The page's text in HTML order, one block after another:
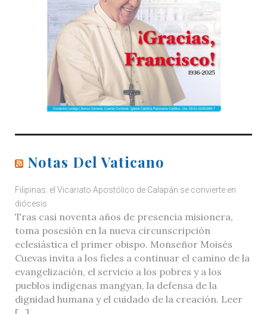
Notas Del Vaticano
Filipinas: el Vicariato Apostólico de Calapán se convierte en
diócesis
Tras casi noventa años de presencia misionera,
toma posesión en la nueva circunscripción
eclesiástica el primer obispo. Monseñor Moisés
Cuevas invita a los fieles a continuar el camino de la
evangelización, el servicio a los pobres y a los
pueblos indígenas mangyan, la defensa de la
dignidad humana y el cuidado de la creación. Leer